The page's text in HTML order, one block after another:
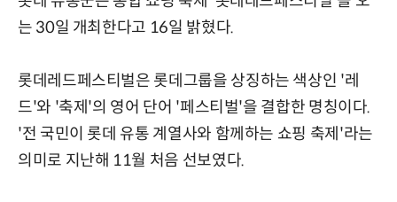
는 30일 개최한다고 16일 밝혔다.
롯데레드페스티벌은 롯데그룹을 상징하는 색상인 '레
드'와 '축제'의 영어 단어 '페스티벌'을 결합한 명칭이다.
'전 국민이 롯데 유통 계열사와 함께하는 쇼핑 축제'라는
의미로 지난해 11월 처음 선보였다.